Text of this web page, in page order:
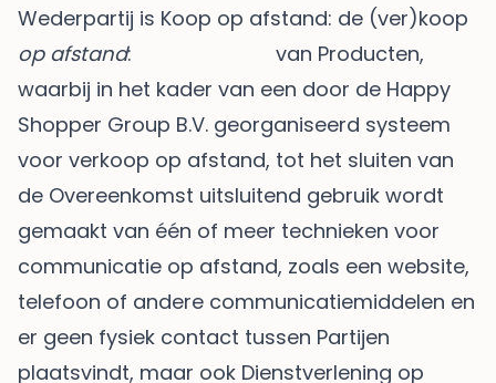
Wederpartij is Koop op afstand: de (ver)koop
op afstand: van Producten,
waarbij in het kader van een door de Happy
Shopper Group B.V. georganiseerd systeem
voor verkoop op afstand, tot het sluiten van
de Overeenkomst uitsluitend gebruik wordt
gemaakt van één of meer technieken voor
communicatie op afstand, zoals een website,
telefoon of andere communicatiemiddelen en
er geen fysiek contact tussen Partijen
plaatsvindt, maar ook Dienstverlening op